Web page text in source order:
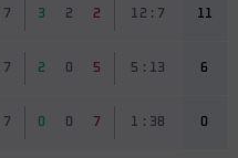
7 3 2 2 12 : 7 11
7 2 0 5 5 : 13 6
7 0 0 7 1 : 38 0